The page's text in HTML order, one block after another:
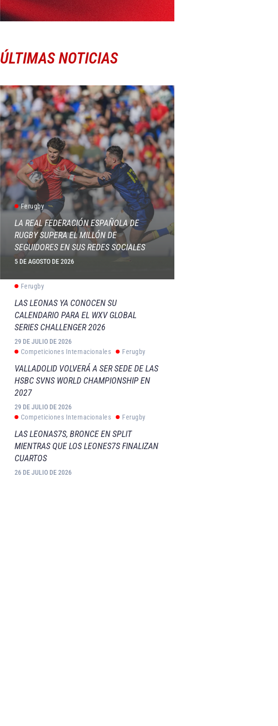
ÚLTIMAS NOTICIAS
Ferugby
LA REAL FEDERACIÓN ESPAÑOLA DE
RUGBY SUPERA EL MILLÓN DE
SEGUIDORES EN SUS REDES SOCIALES
5 DE AGOSTO DE 2026
Ferugby
LAS LEONAS YA CONOCEN SU
CALENDARIO PARA EL WXV GLOBAL
SERIES CHALLENGER 2026
29 DE JULIO DE 2026
Competiciones Internacionales
Ferugby
VALLADOLID VOLVERÁ A SER SEDE DE LAS
HSBC SVNS WORLD CHAMPIONSHIP EN
2027
29 DE JULIO DE 2026
Competiciones Internacionales
Ferugby
LAS LEONAS7S, BRONCE EN SPLIT
MIENTRAS QUE LOS LEONES7S FINALIZAN
CUARTOS
26 DE JULIO DE 2026